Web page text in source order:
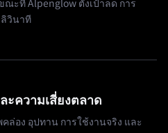
ณะที่ Alpenglow ตั้งเป้าลด การ
วินาที
ความเสี่ยงตลาด
อง อุปทาน การใช้งานจริง และ